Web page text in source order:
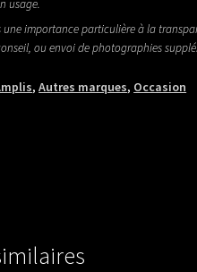
usage.
importance particulière à la
ou envoi de photographies
,Autres marques, Occasion